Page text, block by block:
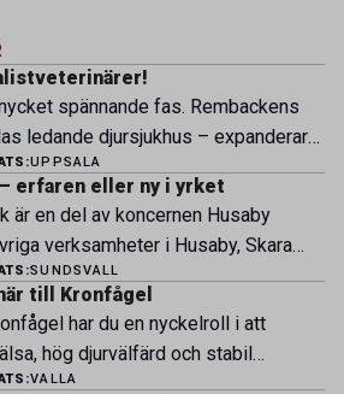
spännande fas. Rembackens
ledande djursjukhus – expanderar
och söker legitimerade
som vill vara med
Hos oss möter du ett
faciliteter och verkliga
avancerad djursjukvård. Vad vi
[…]
UPPSALA
erfaren eller ny i yrket
är en del av koncernen Husaby
verksamheter i Husaby, Skara
ett 60-tal medarbetare. Om kliniken
bedriver veterinärverksamhet i en
travbana, Sundsvall. Vi
utbud av undersökningar och
SUNDSVALL
till Kronfågel
har du en nyckelroll i att
hög djurvälfärd och stabil
värdekedjan. Du arbetar nära våra
VALLA